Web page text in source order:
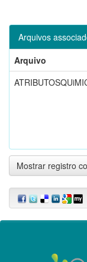
Arquivos
Arquivo
Mostrar registro